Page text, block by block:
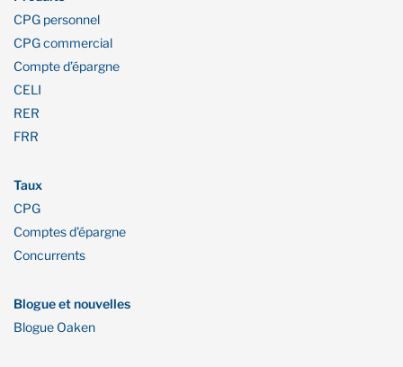
CPG personnel
CPG commercial
Compte d’épargne
CELI
RER
FRR
Taux
CPG
Comptes d’épargne
Concurrents
Blogue et nouvelles
Blogue Oaken